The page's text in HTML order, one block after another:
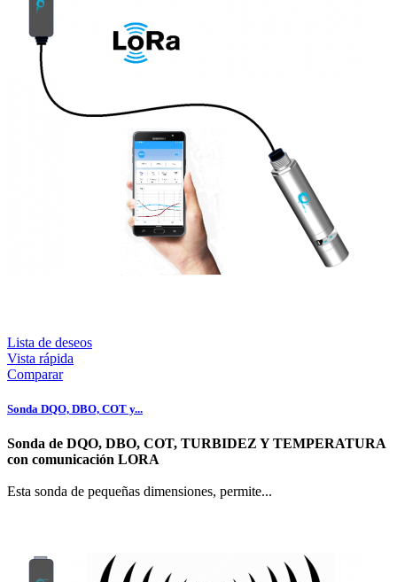
Lista de deseos
Vista rápida
Comparar
Sonda DQO, DBO, COT y...
Sonda de DQO, DBO, COT, TURBIDEZ Y TEMPERATURA
con comunicación LORA
Esta sonda de pequeñas dimensiones, permite...